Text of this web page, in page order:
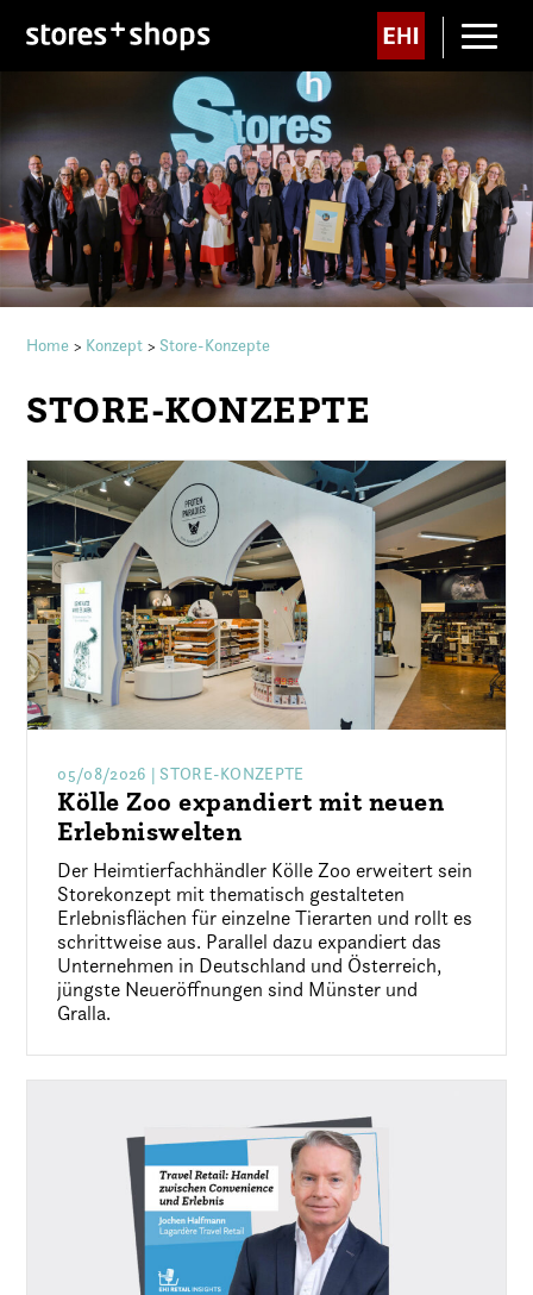
STORE-KONZEPTE
Home > Konzept > Store-Konzepte
STORE-KONZEPTE
05/08/2026 | STORE-KONZEPTE
Kölle Zoo expandiert mit neuen
Erlebniswelten
Der Heimtierfachhändler Kölle Zoo erweitert sein
Storekonzept mit thematisch gestalteten
Erlebnisflächen für einzelne Tierarten und rollt es
schrittweise aus. Parallel dazu expandiert das
Unternehmen in Deutschland und Österreich,
jüngste Neueröffnungen sind Münster und
Gralla.